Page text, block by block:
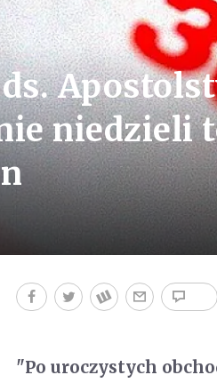
ds.
niedzieli
"Po uroczystych